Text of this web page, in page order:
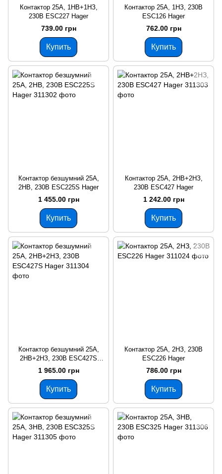
Контактор 25A, 1НВ+1НЗ,
230В ESC227 Hager
739.00 грн
Купить
Контактор 25A, 1НЗ, 230В
ESC126 Hager
762.00 грн
Купить
Контактор безшумний 25A,
2НВ, 230В ESC225S Hager
1 455.00 грн
Купить
Контактор 25A, 2НВ+2НЗ,
230В ESC427 Hager
1 242.00 грн
Купить
Контактор безшумний 25A,
2НВ+2НЗ, 230В ESC427S
Hager
1 965.00 грн
Купить
Контактор 25A, 2НЗ, 230В
ESC226 Hager
786.00 грн
Купить